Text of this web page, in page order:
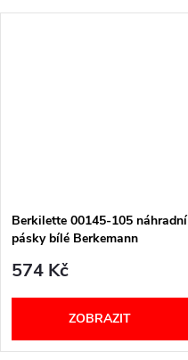
Berkilette 00145-105 náhradní
pásky bílé Berkemann
574 Kč
ZOBRAZIT